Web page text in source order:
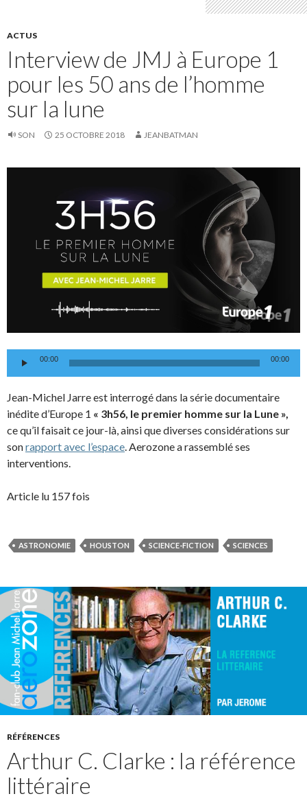
ACTUS
Interview de JMJ à Europe 1
pour les 50 ans de l’homme
sur la lune
SON 25 OCTOBRE 2018 JEANBATMAN
Lecteur00:00 00:00
Jean-Michel Jarre est interrogé dans la série documentaire
inédite d’Europe 1 « 3h56, le premier homme sur la Lune »,
ce qu’il faisait ce jour-là, ainsi que diverses considérations sur
sonrapport avec l’espace. Aerozone a rassemblé ses
interventions.
Article lu 157 fois
ASTRONOMIE HOUSTON SCIENCE-FICTION SCIENCES
RÉFÉRENCES
Arthur C. Clarke : la référence
littéraire